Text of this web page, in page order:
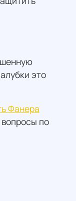
это
Фанера
по